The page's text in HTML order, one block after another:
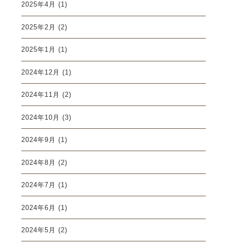
2025年4月 (1)
2025年2月 (2)
2025年1月 (1)
2024年12月 (1)
2024年11月 (2)
2024年10月 (3)
2024年9月 (1)
2024年8月 (2)
2024年7月 (1)
2024年6月 (1)
2024年5月 (2)